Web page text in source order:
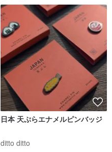
日本 天ぷらエナメルピンバッジ
ditto ditto